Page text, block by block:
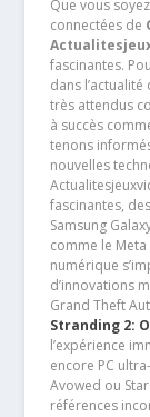
Que vous
connectées de
fascinantes.
dans
très attendus
à succès
tenons
nouvelles
fascinantes,
Samsung
comme le
numérique
d’innovations
Grand Theft
Stranding 2:
l’expérience
encore PC
Avowed ou
références